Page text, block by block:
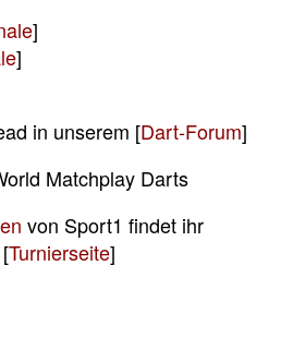
]
]
in unserem [Dart-Forum]
Matchplay Darts
von Sport1 findet ihr
Turnierseite]